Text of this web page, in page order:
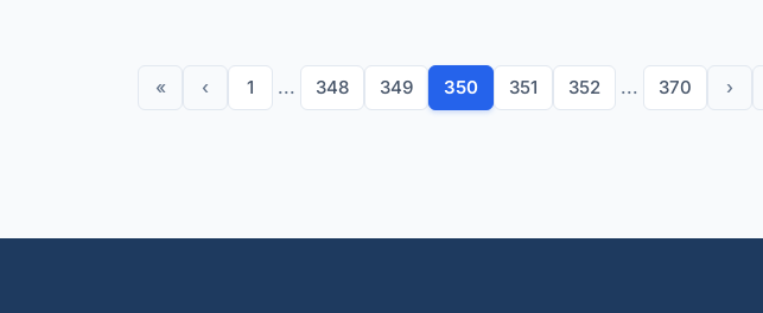
« ‹ 1 ... 348 349 350 351 352 ... 370 ›